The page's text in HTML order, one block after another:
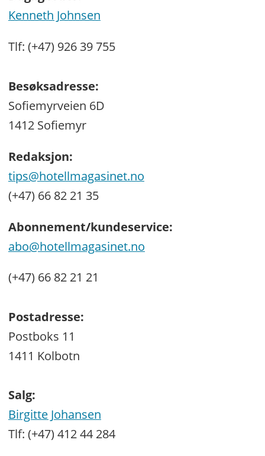
Kenneth Johnsen
Tlf: (+47) 926 39 755
Besøksadresse:
Sofiemyrveien 6D
1412 Sofiemyr
Redaksjon:
tips@hotellmagasinet.no
(+47) 66 82 21 35
Abonnement/kundeservice:
abo@hotellmagasinet.no
(+47) 66 82 21 21
Postadresse:
Postboks 11
1411 Kolbotn
Salg:
Birgitte Johansen
Tlf: (+47) 412 44 284